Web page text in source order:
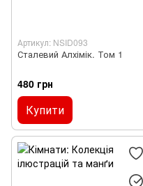
Артикул: NSID093
Сталевий Алхімік. Том 1
480 грн
Купити